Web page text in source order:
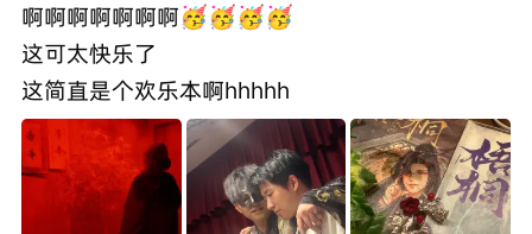
啊啊啊啊啊啊啊🥳🥳🥳🥳
这可太快乐了
这简直是个欢乐本啊hhhhh